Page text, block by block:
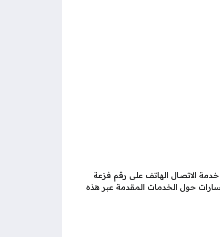
الاتصال الهاتف على رقم فزعة
حول الخدمات المقدمة عبر هذه